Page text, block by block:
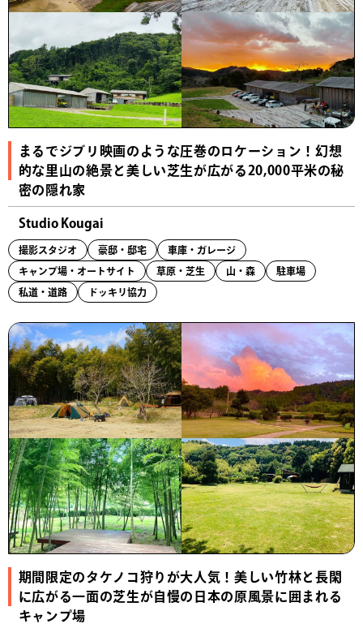
まるでジブリ映画のような圧巻のロケーション！幻想
的な里山の絶景と美しい芝生が広がる20,000平米の秘
密の隠れ家
Studio Kougai
撮影スタジオ 豪邸・邸宅 車庫・ガレージ
キャンプ場・オートサイト 草原・芝生 山・森 駐車場
私道・道路 ドッキリ協力
期間限定のタケノコ狩りが大人気！美しい竹林と長閑
に広がる一面の芝生が自慢の日本の原風景に囲まれる
キャンプ場